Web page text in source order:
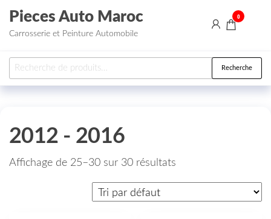
Aller au contenu
Pieces Auto Maroc
Carrosserie et Peinture Automobile
0
Recherche pour : Recherche
2012 - 2016
Affichage de 25–30 sur 30 résultats